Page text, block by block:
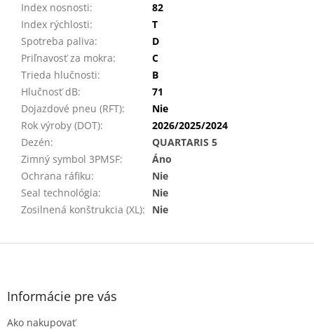
Index nosnosti:
82
Index rýchlosti:
T
Spotreba paliva:
D
Priľnavosť za mokra:
C
Trieda hlučnosti:
B
Hlučnosť dB:
71
Dojazdové pneu (RFT):
Nie
Rok výroby (DOT):
2026/2025/2024
Dezén:
QUARTARIS 5
Zimný symbol 3PMSF:
Áno
Ochrana ráfiku:
Nie
Seal technológia:
Nie
Zosilnená konštrukcia (XL): Nie
Z
Informácie pre vás
Ako nakupovať